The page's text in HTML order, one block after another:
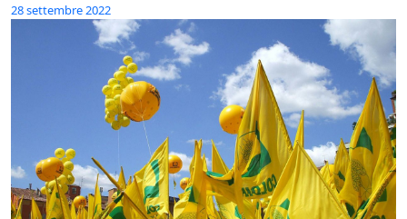
28 settembre 2022